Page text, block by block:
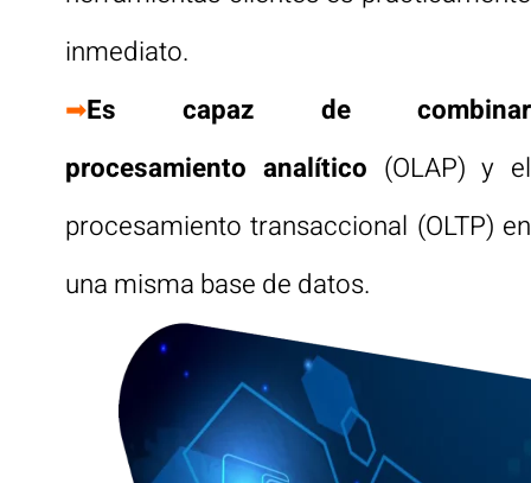
inmediato.
➡Es capaz de combinar
procesamiento analítico (OLAP) y el
procesamiento transaccional (OLTP) en
una misma base de datos.